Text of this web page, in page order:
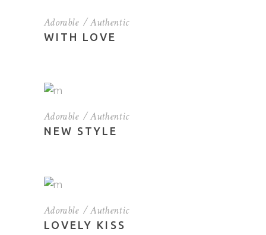
Adorable Authentic
WITH LOVE
Adorable Authentic
NEW STYLE
Adorable Authentic
LOVELY KISS